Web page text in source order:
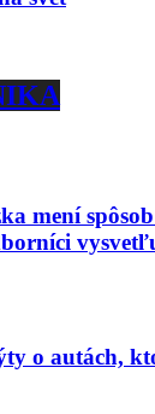
mení
o autách,